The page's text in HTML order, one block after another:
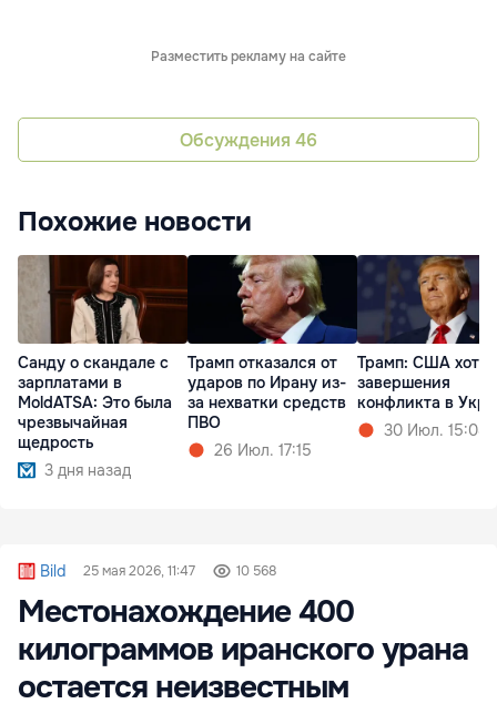
Разместить рекламу на сайте
Обсуждения 46
Похожие новости
Санду о скандале с
зарплатами в
MoldATSA: Это была
чрезвычайная
щедрость
3 дня назад
Трамп отказался от
ударов по Ирану из-
за нехватки средств
ПВО
26 Июл. 17:15
Трамп: США хотят
завершения
конфликта в
30 Июл. 15:08
Bild 25 мая 2026, 11:47 10 568
Местонахождение 400
килограммов иранского урана
остается неизвестным